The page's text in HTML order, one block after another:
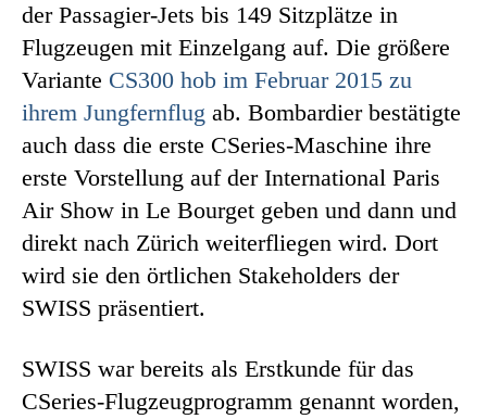
der Passagier-Jets bis 149 Sitzplätze in
Flugzeugen mit Einzelgang auf. Die größere
Variante CS300 hob im Februar 2015 zu
ihrem Jungfernflug ab. Bombardier bestätigte
auch dass die erste CSeries-Maschine ihre
erste Vorstellung auf der International Paris
Air Show in Le Bourget geben und dann und
direkt nach Zürich weiterfliegen wird. Dort
wird sie den örtlichen Stakeholders der
SWISS präsentiert.
SWISS war bereits als Erstkunde für das
CSeries-Flugzeugprogramm genannt worden,